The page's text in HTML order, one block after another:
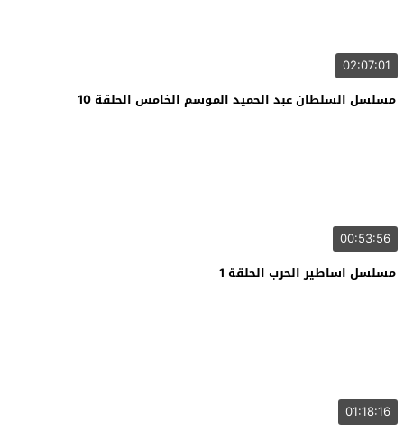
02:07:01
مسلسل السلطان عبد الحميد الموسم الخامس الحلقة 10
00:53:56
مسلسل اساطير الحرب الحلقة 1
01:18:16